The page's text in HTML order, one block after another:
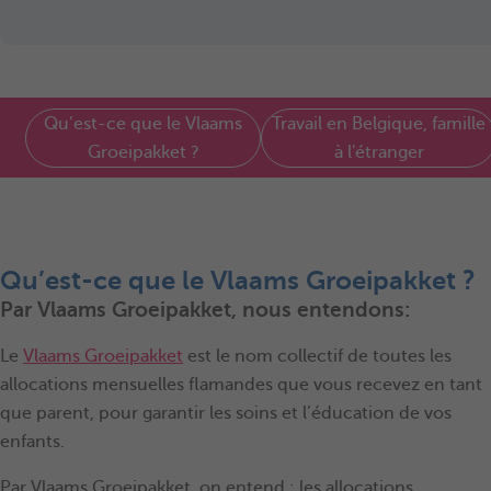
Qu’est-ce que le Vlaams
Groeipakket ?
Travail en Belgique, famille
à l'étranger
Qu’est-ce que le Vlaams Groeipakket ?
Par Vlaams Groeipakket, nous entendons:
Le Vlaams Groeipakket est le nom collectif de toutes les
allocations mensuelles flamandes que vous recevez en tant
que parent, pour garantir les soins et l’éducation de vos
enfants.